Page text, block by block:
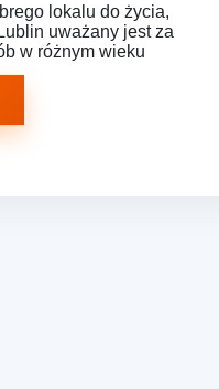
lokalu do życia,
uważany jest za
w różnym wieku